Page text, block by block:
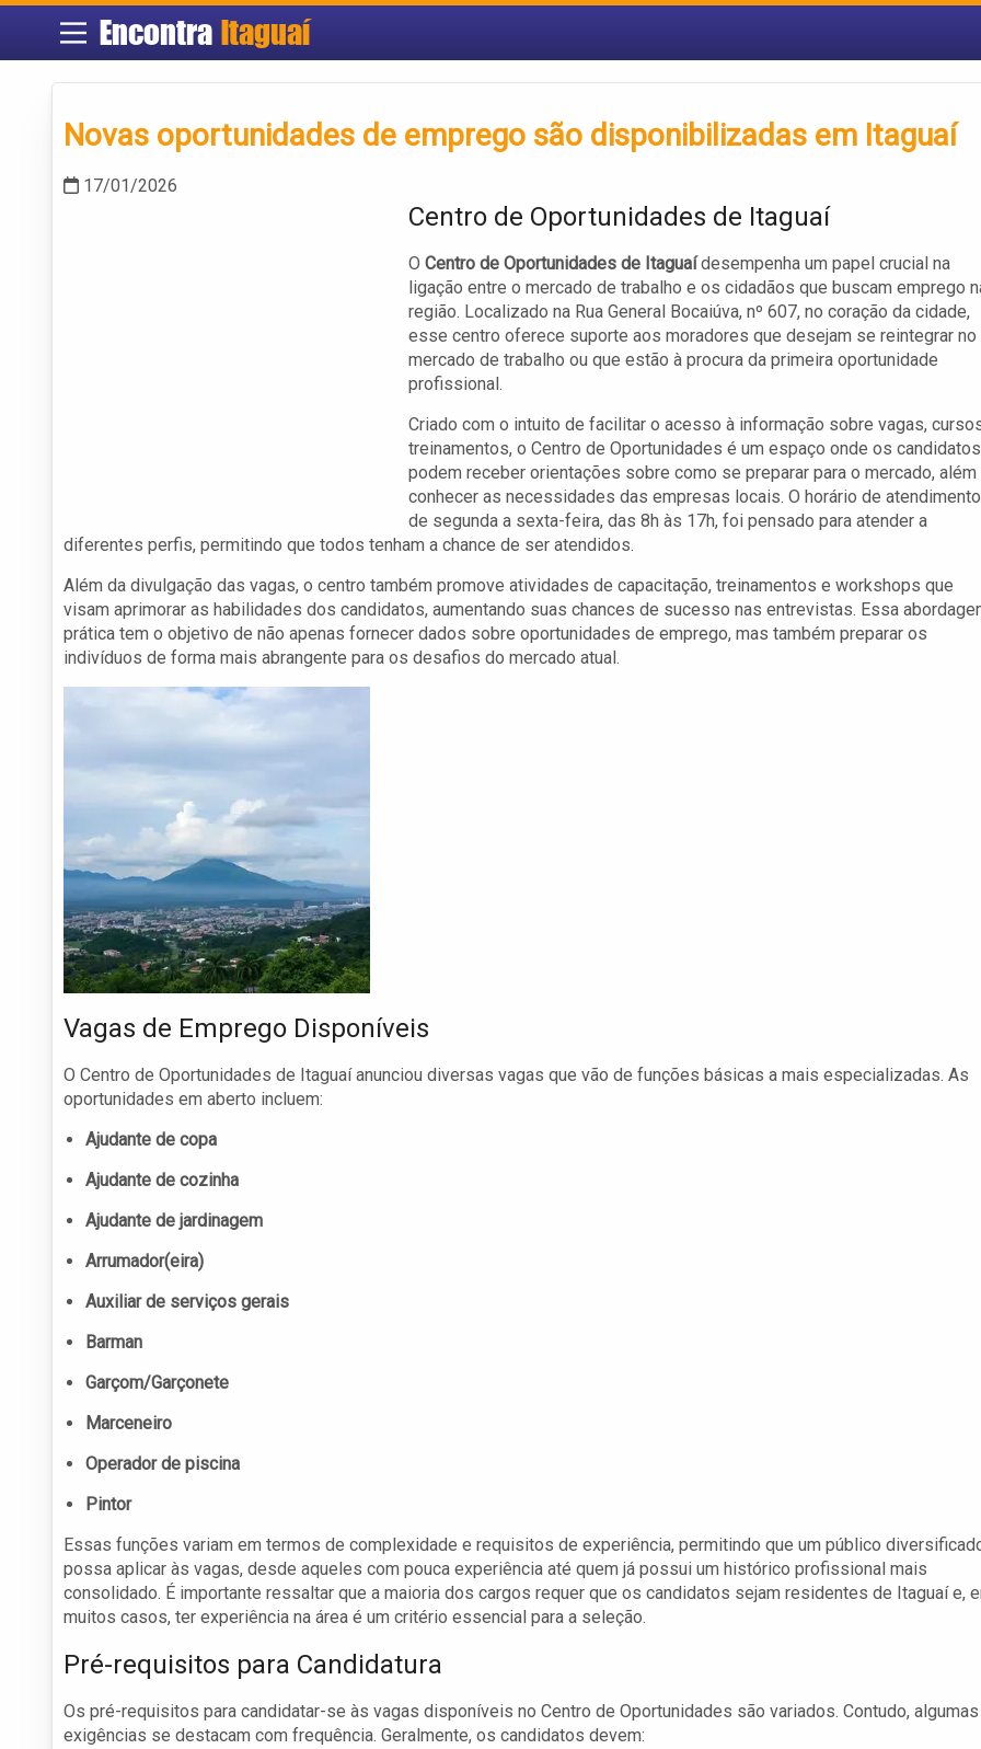
Encontra Itaguaí
Novas oportunidades de emprego são disponibilizadas em Itaguaí
17/01/2026
Centro de Oportunidades de Itaguaí
O Centro de Oportunidades de Itaguaídesempenha um papel crucial na
ligação entre o mercado de trabalho e os cidadãos que buscam emprego
região. Localizado na Rua General Bocaiúva, nº 607, no coração da cidade,
esse centro oferece suporte aos moradores que desejam se reintegrar no
mercado de trabalho ou que estão à procura da primeira oportunidade
profissional.
Criado com o intuito de facilitar o acesso à informação sobre vagas,
treinamentos, o Centro de Oportunidades é um espaço onde os candidatos
podem receber orientações sobre como se preparar para o mercado, além
conhecer as necessidades das empresas locais. O horário de
de segunda a sexta-feira, das 8h às 17h, foi pensado para atender a
diferentes perfis, permitindo que todos tenham a chance de ser atendidos.
Além da divulgação das vagas, o centro também promove atividades de capacitação, treinamentos e workshops que
visam aprimorar as habilidades dos candidatos, aumentando suas chances de sucesso nas entrevistas. Essa
prática tem o objetivo de não apenas fornecer dados sobre oportunidades de emprego, mas também preparar os
indivíduos de forma mais abrangente para os desafios do mercado atual.
Vagas de Emprego Disponíveis
O Centro de Oportunidades de Itaguaí anunciou diversas vagas que vão de funções básicas a mais especializadas. As
oportunidades em aberto incluem:
Ajudante de copa
Ajudante de cozinha
Ajudante de jardinagem
Arrumador(eira)
Auxiliar de serviços gerais
Barman
Garçom/Garçonete
Marceneiro
Operador de piscina
Pintor
Essas funções variam em termos de complexidade e requisitos de experiência, permitindo que um público
possa aplicar às vagas, desde aqueles com pouca experiência até quem já possui um histórico profissional mais
consolidado. É importante ressaltar que a maioria dos cargos requer que os candidatos sejam residentes de Itaguaí e,
muitos casos, ter experiência na área é um critério essencial para a seleção.
Pré-requisitos para Candidatura
Os pré-requisitos para candidatar-se às vagas disponíveis no Centro de Oportunidades são variados. Contudo, algumas
exigências se destacam com frequência. Geralmente, os candidatos devem: